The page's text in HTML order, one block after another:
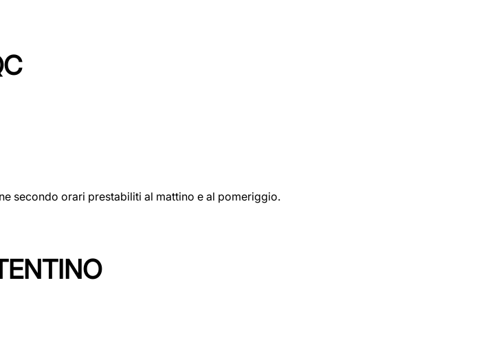
secondo orari prestabiliti al mattino e al pomeriggio.